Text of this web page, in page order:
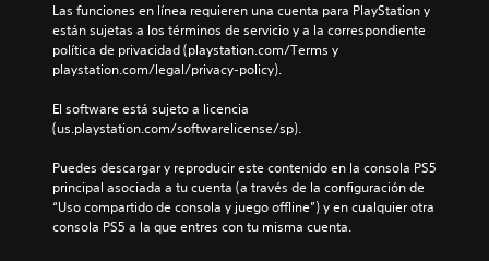
Las funciones en línea requieren una cuenta para PlayStation y
están sujetas a los términos de servicio y a la correspondiente
política de privacidad (playstation.com/Terms y
playstation.com/legal/privacy-policy).
El software está sujeto a licencia
(us.playstation.com/softwarelicense/sp).
Puedes descargar y reproducir este contenido en la consola PS5
principal asociada a tu cuenta (a través de la configuración de
“Uso compartido de consola y juego offline”) y en cualquier otra
consola PS5 a la que entres con tu misma cuenta.